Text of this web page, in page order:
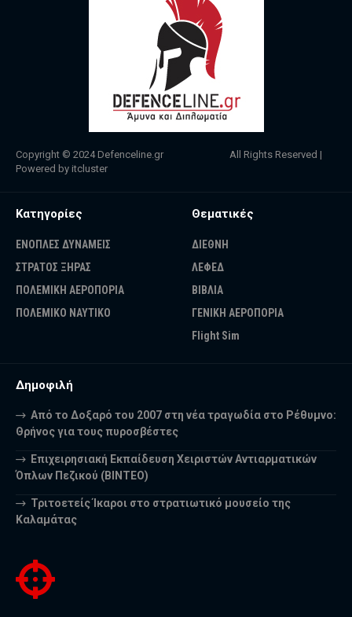
Copyright © 2024 Defenceline.gr All Rights Reserved |
Powered by itcluster
Κατηγορίες
ΕΝΟΠΛΕΣ ΔΥΝΑΜΕΙΣ
ΣΤΡΑΤΟΣ ΞΗΡΑΣ
ΠΟΛΕΜΙΚΗ ΑΕΡΟΠΟΡΙΑ
ΠΟΛΕΜΙΚΟ ΝΑΥΤΙΚΟ
Θεματικές
ΔΙΕΘΝΗ
ΛΕΦΕΔ
ΒΙΒΛΙΑ
ΓΕΝΙΚΗ ΑΕΡΟΠΟΡΙΑ
Flight Sim
Δημοφιλή
Από το Δοξαρό του 2007 στη νέα τραγωδία στο Ρέθυμνο:
Θρήνος για τους πυροσβέστες
Επιχειρησιακή Εκπαίδευση Χειριστών Αντιαρματικών
Όπλων Πεζικού (ΒΙΝΤΕΟ)
Τριτοετείς Ίκαροι στο στρατιωτικό μουσείο της
Καλαμάτας